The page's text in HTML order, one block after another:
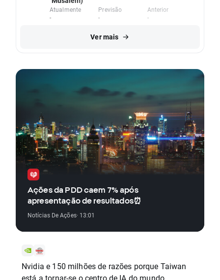
Atualmente
-
Previsão
-
Anterior
-
Ver mais
Ações da PDD caem 7% após
apresentação de resultados⏰
Notícias De Ações· 13:01
Nvidia e 150 milhões de razões porque Taiwan
está a tornar-se o centro de IA do mundo